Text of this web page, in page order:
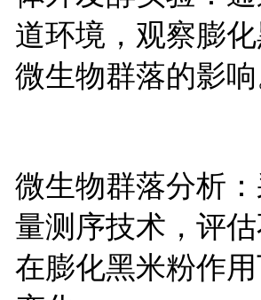
道环境，观察膨
微生物群落的影响
微生物群落分析
量测序技术，评
在膨化黑米粉作